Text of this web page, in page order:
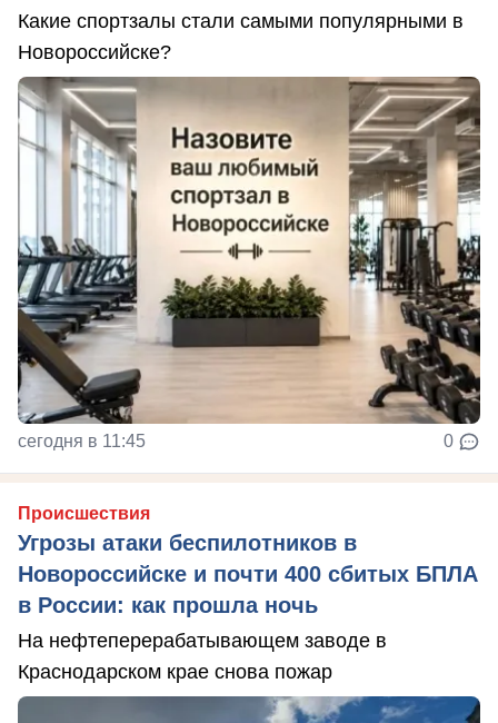
Какие спортзалы стали самыми популярными в
Новороссийске?
сегодня в 11:45 0
Происшествия
Угрозы атаки беспилотников в
Новороссийске и почти 400 сбитых БПЛА
в России: как прошла ночь
На нефтеперерабатывающем заводе в
Краснодарском крае снова пожар